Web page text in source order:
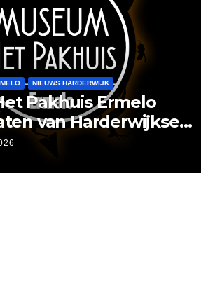
NIEUWS HARDERWIJK
Pakhuis Ermelo
van Harderwijkse